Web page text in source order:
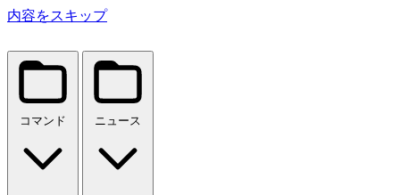
内容をスキップ
コマンド ニュース